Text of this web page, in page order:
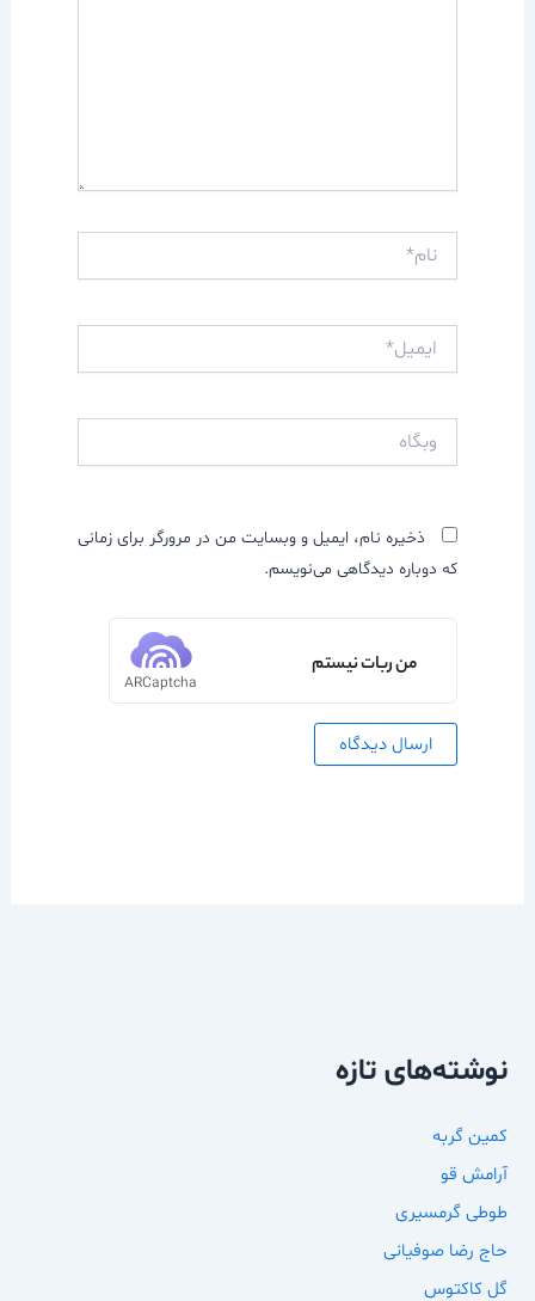
ذخیره نام، ایمیل و وبسایت من در مرورگر برای زمانی
که دوباره دیدگاهی می‌نویسم.
من ربات نیستم
ARCaptcha
نوشته‌های تازه
کمین گربه
آرامش قو
طوطی گرمسیری
حاج رضا صوفیانی
گل کاکتوس